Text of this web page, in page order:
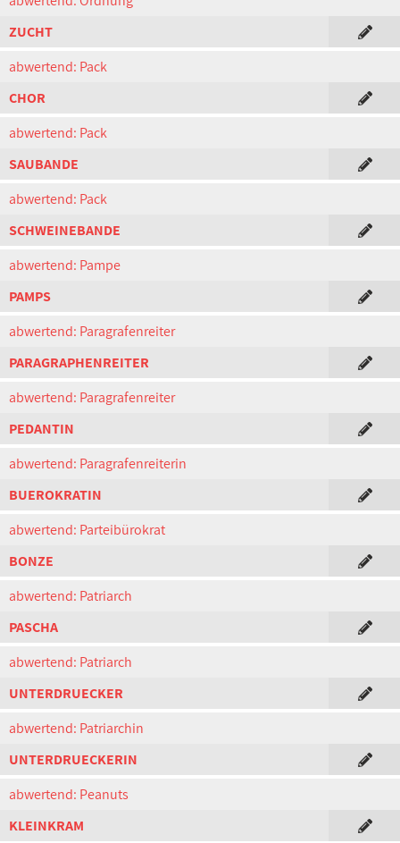
ZUCHT
abwertend: Pack
CHOR
abwertend: Pack
SAUBANDE
abwertend: Pack
SCHWEINEBANDE
abwertend: Pampe
PAMPS
abwertend: Paragrafenreiter
PARAGRAPHENREITER
abwertend: Paragrafenreiter
PEDANTIN
abwertend: Paragrafenreiterin
BUEROKRATIN
abwertend: Parteibürokrat
BONZE
abwertend: Patriarch
PASCHA
abwertend: Patriarch
UNTERDRUECKER
abwertend: Patriarchin
UNTERDRUECKERIN
abwertend: Peanuts
KLEINKRAM